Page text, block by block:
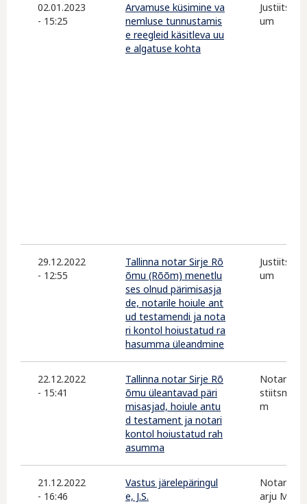
02.01.2023
- 15:25
Arvamuse küsimine va
nemluse tunnustamis
e reegleid käsitleva uu
e algatuse kohta
um
29.12.2022
- 12:55
Tallinna notar Sirje Rõ
õmu (Rõõm) menetlu
ses olnud pärimisasja
de, notarile hoiule ant
ud testamendi ja nota
ri kontol hoiustatud ra
hasumma üleandmine
um
22.12.2022
- 15:41
Tallinna notar Sirje Rõ
õmu üleantavad päri
misasjad, hoiule antu
d testament ja notari
kontol hoiustatud rah
asumma
Notarite
m
21.12.2022
- 16:46
Vastus järelepäringul
e, J.S.
Notarite
arju